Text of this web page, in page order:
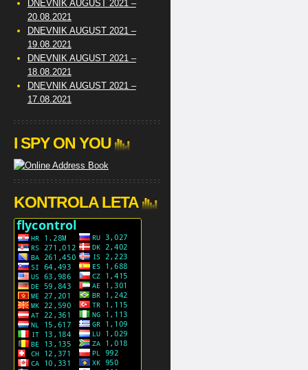
DNEVNIK AUGUST 2021 –
20.08.2021
DNEVNIK AUGUST 2021 –
19.08.2021
DNEVNIK AUGUST 2021 –
18.08.2021
DNEVNIK AUGUST 2021 –
17.08.2021
I SPY ON YOU
KONTROLA LETA